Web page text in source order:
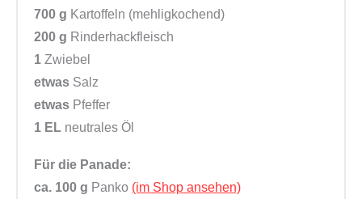
700 g Kartoffeln (mehligkochend)
200 g Rinderhackfleisch
1 Zwiebel
etwas Salz
etwas Pfeffer
1 EL neutrales Öl
Für die Panade:
ca. 100 g Panko (im Shop ansehen)